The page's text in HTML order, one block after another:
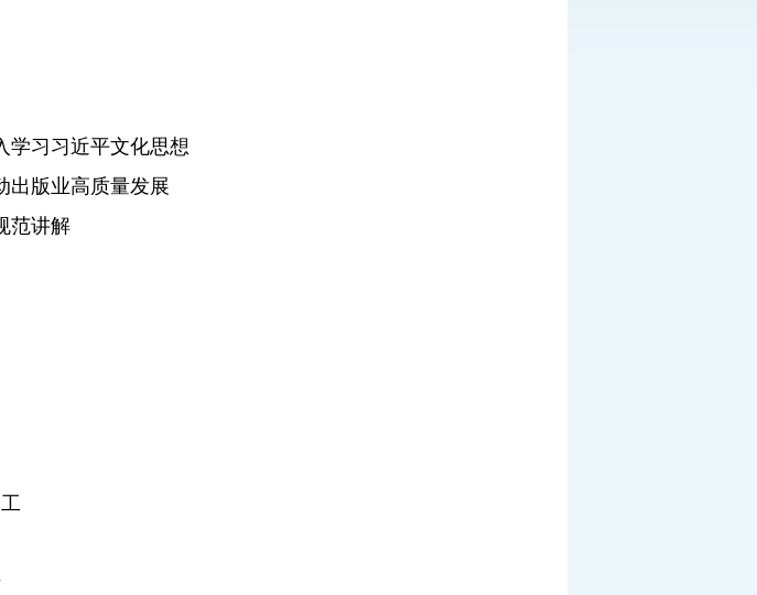
学习习近平文化思想
出版业高质量发展
范讲解